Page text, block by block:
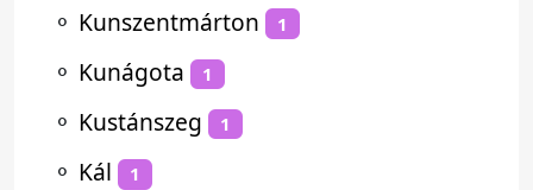
⚬ Kunszentmárton 1
⚬ Kunágota 1
⚬ Kustánszeg 1
⚬ Kál 1